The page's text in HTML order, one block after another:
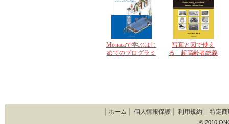
Monacaで学ぶはじ
めてのプログラミ
写真と図で使え
る 超高齢者総義
ホーム 個人情報保護 利用規約 特定
© 2010